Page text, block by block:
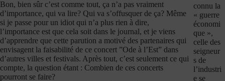
Bon, bien sûr c’est comme tout, ça n’a pas vraiment
d’importance, qui va lire? Qui va s’offusquer de ça? Même
si je passe pour un idiot qui n’a plus rien à dire,
l’importance est que cela soit dans le journal, et je viens
d’apprendre que cette parution a motivé des partenaires qui
envisagent la faisabilité de ce concert ”Ode à l’Est” dans
d’autres villes et festivals. Après tout, c’est seulement ce qui
compte, la question étant : Combien de ces concerts
pourront se faire?
connu la
« guerre
économi
que »,
celle des
seigneur
s de
l’industri
e se